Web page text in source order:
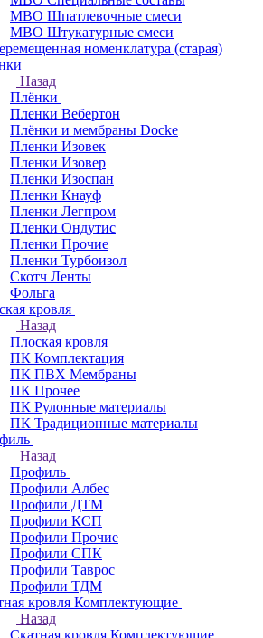
МВО Шпатлевочные смеси
МВО Штукатурные смеси
номенклатура (старая)
Назад
Плёнки
Пленки Вебертон
Плёнки и мембраны Docke
Пленки Изовек
Пленки Изовер
Пленки Изоспан
Пленки Кнауф
Пленки Легпром
Пленки Ондутис
Пленки Прочие
Пленки Турбоизол
Скотч Ленты
Фольга
кровля
Назад
Плоская кровля
ПК Комплектация
ПК ПВХ Мембраны
ПК Прочее
ПК Рулонные материалы
ПК Традиционные материалы
Назад
Профиль
Профили Албес
Профили ДТМ
Профили КСП
Профили Прочие
Профили СПК
Профили Таврос
Профили ТДМ
кровля Комплектующие
Назад
Скатная кровля Комплектующие